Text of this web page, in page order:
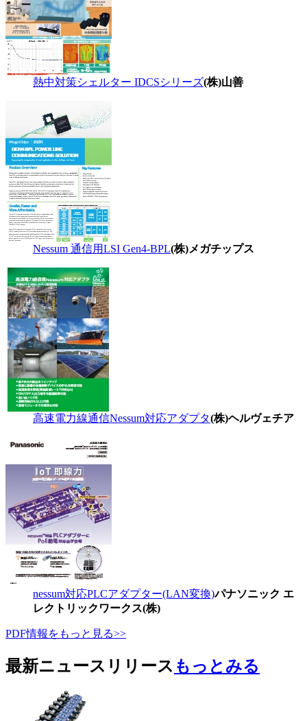
熱中対策シェルター IDCSシリーズ(株)山善
Nessum 通信用LSI Gen4-BPL(株)メガチップス
高速電力線通信Nessum対応アダプタ(株)ヘルヴェチア
nessum対応PLCアダプター(LAN変換)パナソニック エ
レクトリックワークス(株)
PDF情報をもっと見る>>
最新ニュースリリース もっとみる